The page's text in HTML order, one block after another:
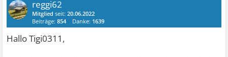
reggi62
Mitglied seit:20.06.2022
Beiträge:854 Danke: 1639
Hallo Tigi0311,